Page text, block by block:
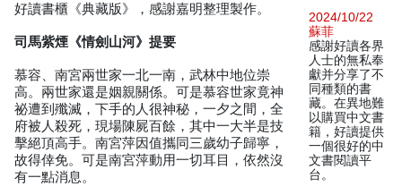
好讀書櫃《典藏版》，感謝嘉明整理製作。
司馬紫煙《情劍山河》提要
慕容、南宮兩世家一北一南，武林中地位崇
高。兩世家還是姻親關係。可是慕容世家竟神
祕遭到殲滅，下手的人很神秘，一夕之間，全
府被人殺死，現場陳屍百餘，其中一大半是技
擊絕頂高手。南宮萍因值攜同三歲幼子歸寧，
故得倖免。可是南宮萍動用一切耳目，依然沒
有一點消息。
2024/10/22
蘇菲
感謝好讀各界
人士的無私奉
獻并分享了不
同種類的書
藏。在異地難
以購買中文書
籍，好讀提供
一個很好的中
文書閱讀平
台。